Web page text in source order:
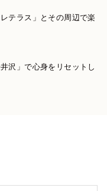
テラス」とその周辺で楽
沢」で心身をリセットし